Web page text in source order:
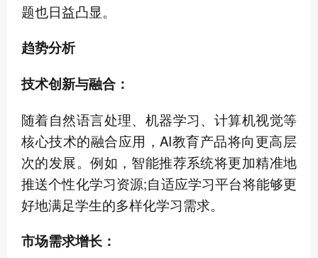
题也日益凸显。
趋势分析
技术创新与融合：
随着自然语言处理、机器学习、计算机视觉等
核心技术的融合应用，AI教育产品将向更高层
次的发展。例如，智能推荐系统将更加精准地
推送个性化学习资源;自适应学习平台将能够更
好地满足学生的多样化学习需求。
市场需求增长：